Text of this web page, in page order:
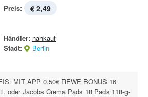
Preis: € 2,49
Händler: nahkauf
Stadt:
Berlin
MIT APP 0.50€ REWE BONUS 16
oder Jacobs Crema Pads 18 Pads 118-g-